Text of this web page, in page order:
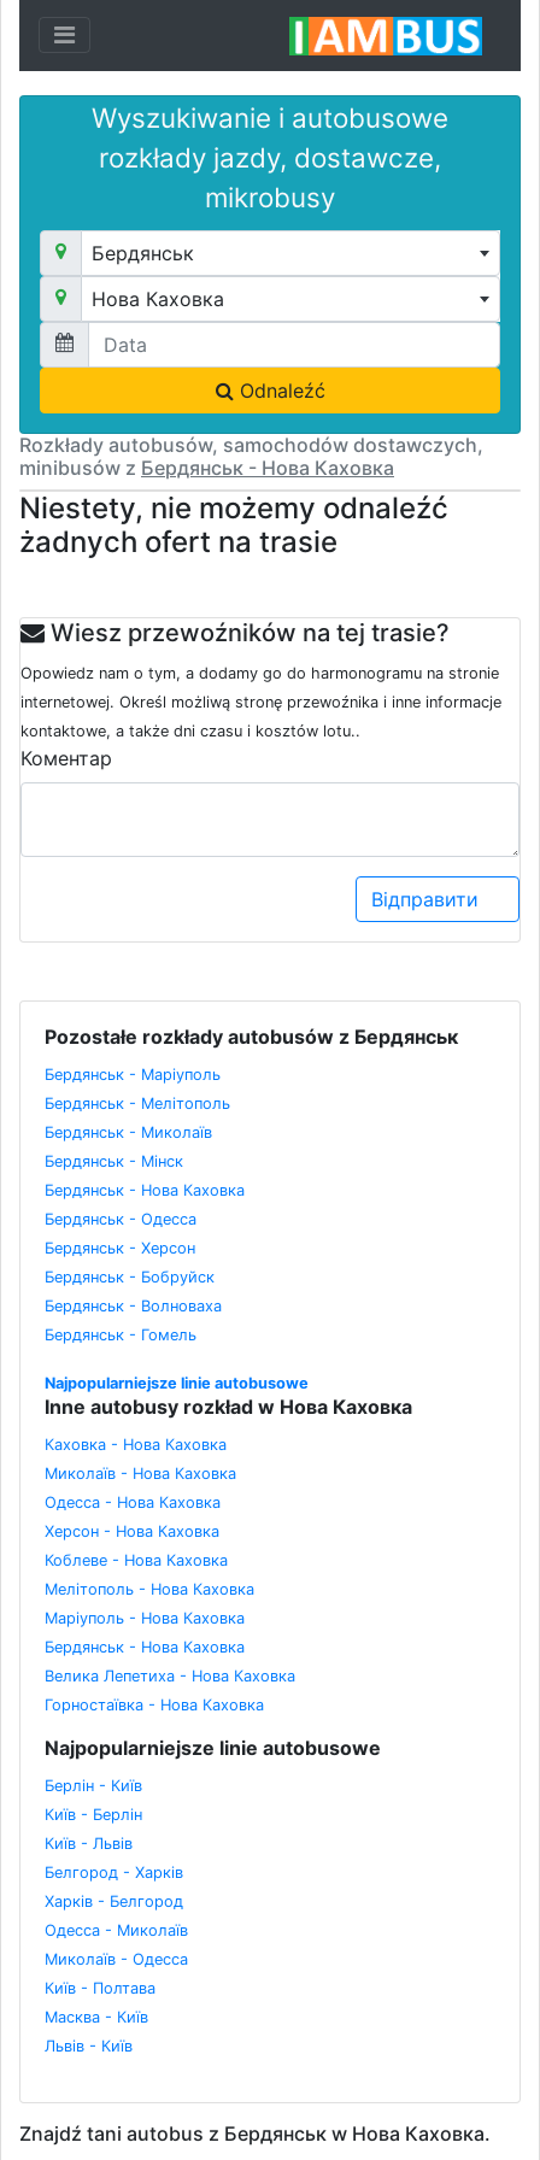
Toggle navigation
Wyszukiwanie i autobusowe
rozkłady jazdy, dostawcze,
mikrobusy
Бердянськ
Нова Каховка
Odnaleźć
Rozkłady autobusów, samochodów dostawczych,
minibusów z Бердянськ - Нова Каховка
Niestety, nie możemy odnaleźć
żadnych ofert na trasie
Wiesz przewoźników na tej trasie?
Opowiedz nam o tym, a dodamy go do harmonogramu na stronie
internetowej. Określ możliwą stronę przewoźnika i inne informacje
kontaktowe, a także dni czasu i kosztów lotu..
Коментар
Відправити
Pozostałe rozkłady autobusów z Бердянськ
Бердянськ - Маріуполь
Бердянськ - Мелітополь
Бердянськ - Миколаїв
Бердянськ - Мінск
Бердянськ - Нова Каховка
Бердянськ - Одесса
Бердянськ - Херсон
Бердянськ - Бобруйск
Бердянськ - Волноваха
Бердянськ - Гомель
Najpopularniejsze linie autobusowe
Inne autobusy rozkład w Нова Каховка
Каховка - Нова Каховка
Миколаїв - Нова Каховка
Одесса - Нова Каховка
Херсон - Нова Каховка
Коблеве - Нова Каховка
Мелітополь - Нова Каховка
Маріуполь - Нова Каховка
Бердянськ - Нова Каховка
Велика Лепетиха - Нова Каховка
Горностаївка - Нова Каховка
Najpopularniejsze linie autobusowe
Берлін - Київ
Київ - Берлін
Київ - Львів
Белгород - Харків
Харків - Белгород
Одесса - Миколаїв
Миколаїв - Одесса
Київ - Полтава
Масква - Київ
Львів - Київ
Znajdź tani autobus z Бердянськ w Нова Каховка.